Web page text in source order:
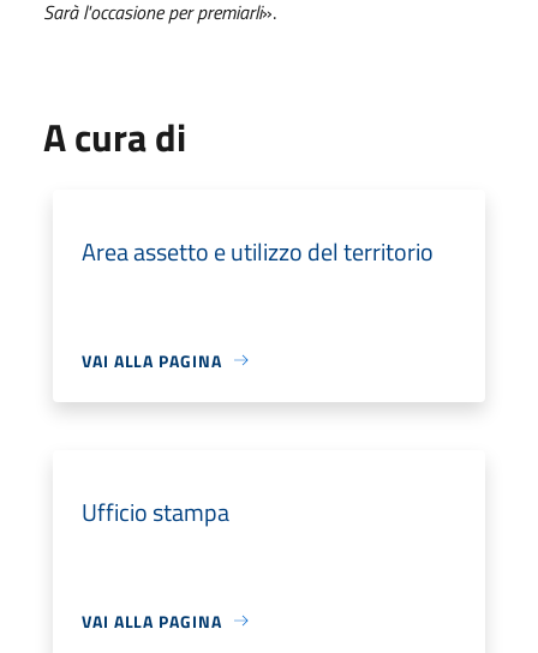
Sarà l'occasione per premiarli».
A cura di
Area assetto e utilizzo del territorio
VAI ALLA PAGINA
Ufficio stampa
VAI ALLA PAGINA